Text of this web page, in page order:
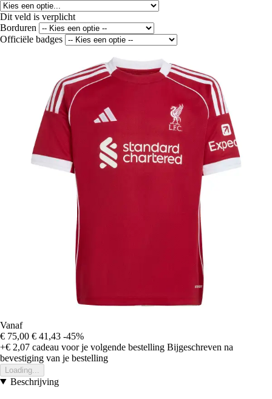
Dit veld is verplicht
Borduren
Officiële badges
Vanaf
€ 75,00 € 41,43 -45%
+€ 2,07 cadeau voor je volgende bestelling Bijgeschreven na
bevestiging van je bestelling
Loading...
Beschrijving